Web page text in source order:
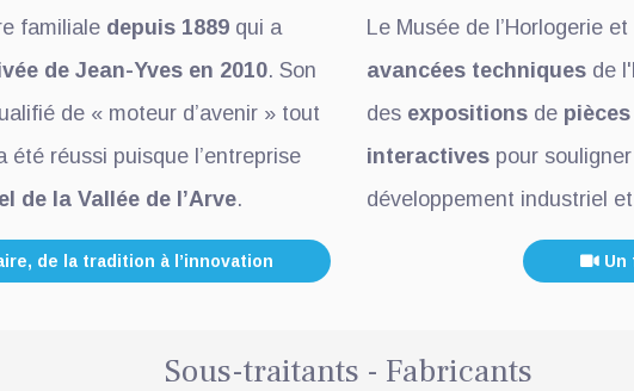
familiale depuis 1889 qui a
de Jean-Yves en 2010. Son
de « moteur d’avenir » tout
réussi puisque l’entreprise
de la Vallée de l’Arve.
de la tradition à l’innovation
Le Musée de l’Horlogerie
avancées techniques de
des expositions de
interactives pour
développement industriel
Un
Sous-traitants - Fabricants